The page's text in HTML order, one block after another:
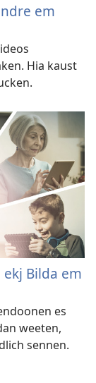
em
Hia kaust
Bilda em
es
weeten,
sennen.